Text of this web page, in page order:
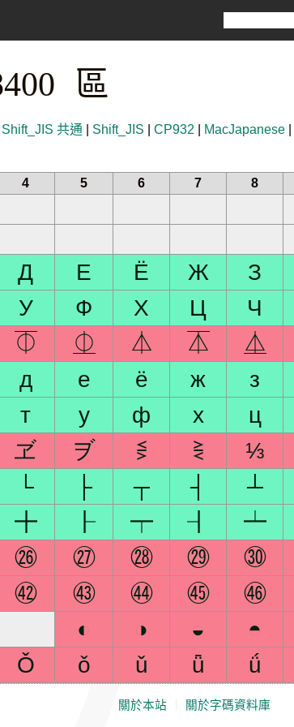
區
Shift_JIS 共通 Shift_JIS CP932 MacJapanese|
4 5 6 7 8
Д Е Ё Ж З
У Ф Х Ц Ч
⏁ ⏂ ⏃ ⏄ ⏅
д е ё ж з
т у ф х ц
ヹ ヺ ⋚ ⋛ ⅓
└ ├ ┬ ┤ ┴
╋ ┠ ┯ ┨ ┷
㉖ ㉗ ㉘ ㉙ ㉚
㊷ ㊸ ㊹ ㊺ ㊻
◐ ◑ ◒ ◓
Ǒ ǒ ǔ ǖ ǘ
關於本站 關於字碼資料庫